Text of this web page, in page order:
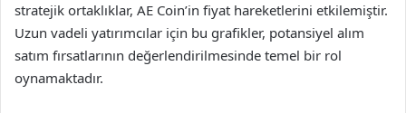
stratejik ortaklıklar, AE Coin’in fiyat hareketlerini etkilemiştir.
Uzun vadeli yatırımcılar için bu grafikler, potansiyel alım
satım fırsatlarının değerlendirilmesinde temel bir rol
oynamaktadır.